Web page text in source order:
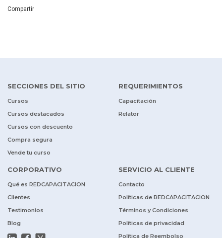
Compartir
SECCIONES DEL SITIO
Cursos
Cursos destacados
Cursos con descuento
Compra segura
Vende tu curso
REQUERIMIENTOS
Capacitación
Relator
CORPORATIVO
Qué es REDCAPACITACION
Clientes
Testimonios
Blog
SERVICIO AL CLIENTE
Contacto
Políticas de REDCAPACITACION
Términos y Condiciones
Políticas de privacidad
Política de Reembolso